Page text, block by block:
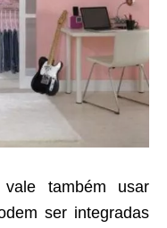
também usar
ser integradas